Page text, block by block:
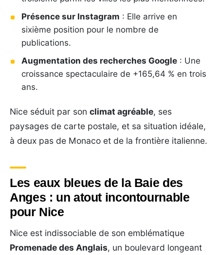
Présence sur Instagram : Elle arrive en
sixième position pour le nombre de
publications.
Augmentation des recherches Google : Une
croissance spectaculaire de +165,64 % en trois
ans.
Nice séduit par son climat agréable, ses
paysages de carte postale, et sa situation idéale,
à deux pas de Monaco et de la frontière italienne.
Les eaux bleues de la Baie des
Anges : un atout incontournable
pour Nice
Nice est indissociable de son emblématique
Promenade des Anglais, un boulevard longeant